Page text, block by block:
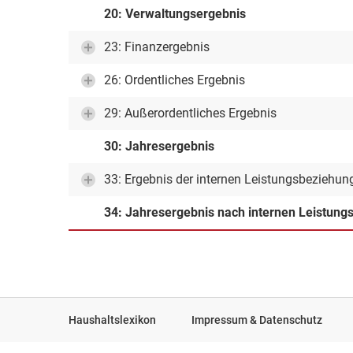
20: Verwaltungsergebnis
23: Finanzergebnis
26: Ordentliches Ergebnis
29: Außerordentliches Ergebnis
30: Jahresergebnis
33: Ergebnis der internen
34: Jahresergebnis nach internen
Haushaltslexikon Impressum & Datenschutz